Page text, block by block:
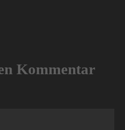
Kommentar